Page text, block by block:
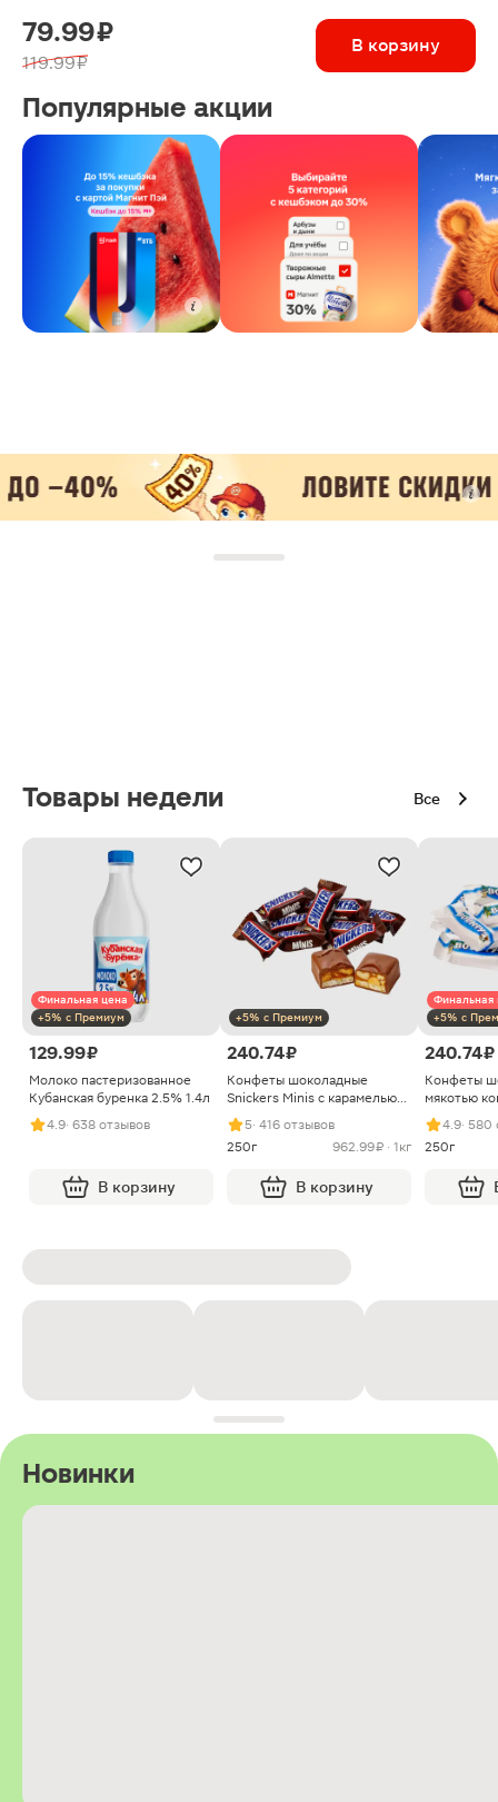
79.99 ₽
119.99 ₽
В корзину
Популярные акции
Товары недели Все
Финальная цена
+5% с Премиум
129.99 ₽
Молоко пастеризованное
Кубанская буренка 2.5% 1.4л
4.9· 638 отзывов
В корзину
+5% с Премиум
240.74 ₽
Конфеты шоколадные
Snickers Minis с карамелью
арахисом и нугой
5· 416 отзывов
250г
962.99 ₽ · 1кг
В корзину
Финальная
+5% с
240.74 ₽
Конфеты
мякотью
4.9· 580
250г
Новинки